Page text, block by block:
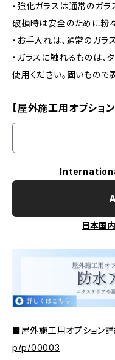
・強化ガラスは通常のガ
破損時は安全のために粉
・お手入れは、通常のガラ
・ガラスに触れるものは
使用ください。固いもので
【屋外施工用オプショ
日本国
■屋外施工用オプション詳
p/p/00003